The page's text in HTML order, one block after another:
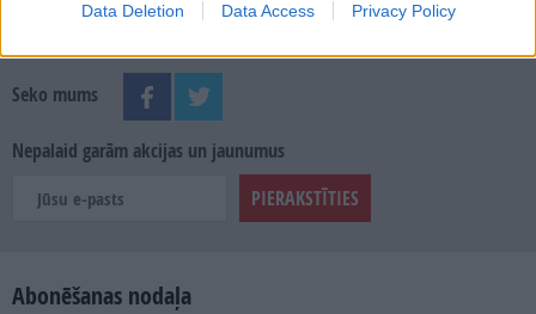
Data Deletion Data Access Privacy Policy
Seko mums
Nepalaid garām akcijas un jaunumus
Abonēšanas nodaļa